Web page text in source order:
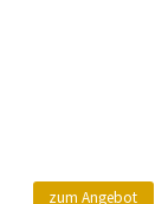
zum Angebot